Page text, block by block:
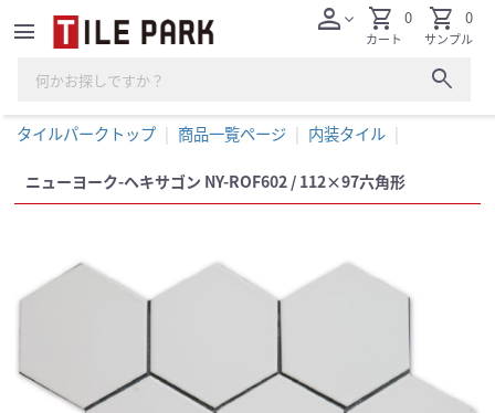
menu
search
personexpand_more shopping_cart
カート
0 shopping_cart
サンプル
0
タイルパークトップ 商品一覧ページ 内装タイル
ニューヨーク-ヘキサゴン NY-ROF602 / 112×97六角形